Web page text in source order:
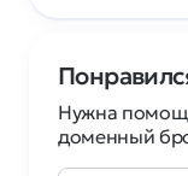
Нужна
доменный